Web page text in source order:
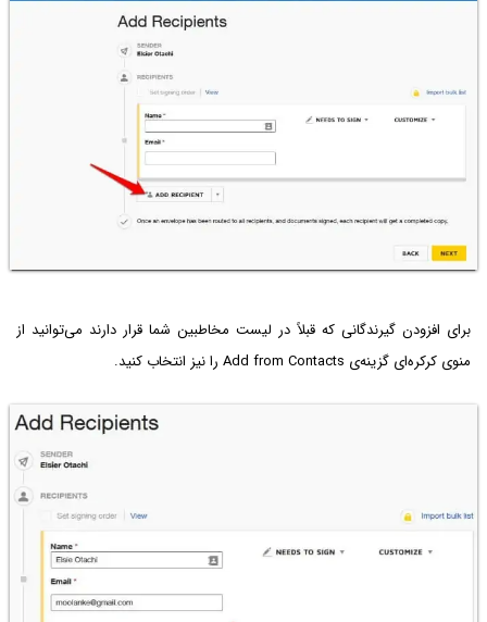
برای افزودن گیرندگانی که قبلاً در لیست مخاطبین شما قرار دارند می‌توانید از
منوی کرکره‌ای گزینه‌ی Add from Contacts را نیز انتخاب کنید.